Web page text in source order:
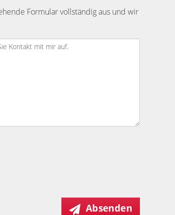
Formular vollständig aus und wir
Absenden